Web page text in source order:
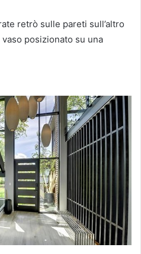
retrò sulle pareti sull’altro
posizionato su una